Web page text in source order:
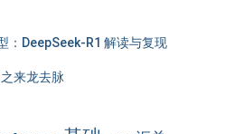
：DeepSeek-R1 解读与复现
来龙去脉